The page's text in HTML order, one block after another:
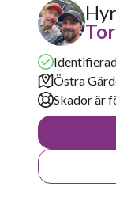
Östra
Skador är